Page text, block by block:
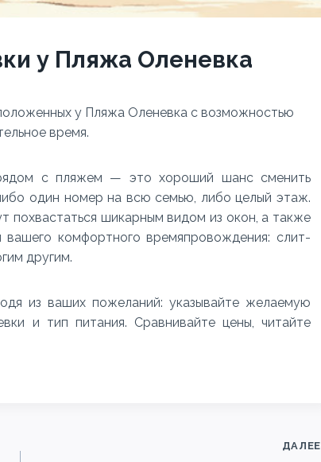
у Пляжа Оленевка
у Пляжа Оленевка с возможностью
время.
с пляжем — это хороший шанс сменить
один номер на всю семью, либо целый этаж.
похвастаться шикарным видом из окон, а также
комфортного времяпровождения: слит-
другим.
из ваших пожеланий: указывайте желаемую
и тип питания. Сравнивайте цены, читайте
ДАЛЕЕ